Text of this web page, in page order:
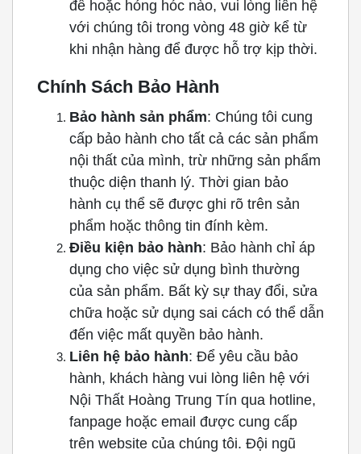
đề hoặc hỏng hóc nào, vui lòng liên hệ
với chúng tôi trong vòng 48 giờ kể từ
khi nhận hàng để được hỗ trợ kịp thời.
Chính Sách Bảo Hành
Bảo hành sản phẩm: Chúng tôi cung
cấp bảo hành cho tất cả các sản phẩm
nội thất của mình, trừ những sản phẩm
thuộc diện thanh lý. Thời gian bảo
hành cụ thể sẽ được ghi rõ trên sản
phẩm hoặc thông tin đính kèm.
Điều kiện bảo hành: Bảo hành chỉ áp
dụng cho việc sử dụng bình thường
của sản phẩm. Bất kỳ sự thay đổi, sửa
chữa hoặc sử dụng sai cách có thể dẫn
đến việc mất quyền bảo hành.
Liên hệ bảo hành: Để yêu cầu bảo
hành, khách hàng vui lòng liên hệ với
Nội Thất Hoàng Trung Tín qua hotline,
fanpage hoặc email được cung cấp
trên website của chúng tôi. Đội ngũ